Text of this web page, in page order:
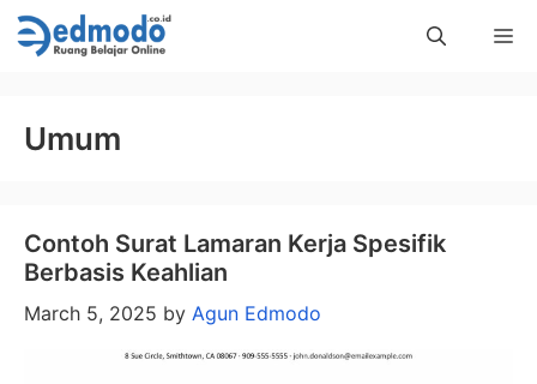
Skip
to
Umum
Contoh Surat Lamaran Kerja Spesifik
Berbasis Keahlian
March 5, 2025 by Agun Edmodo